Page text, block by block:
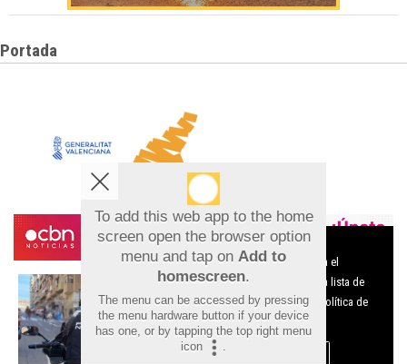
Portada
To add this web app to the home
screen open the browser option
menu and tap on Add to
homescreen.
The menu can be accessed by pressing
the menu hardware button if your device
has one, or by tapping the top right menu
icon
.
Aviso sobre el Uso de cookies:
Utilizamos cookies nuestras y de terceros para el
funcionamiento del digital. Puedes consultar la lista de
cookies y como desconectarlas. Ver nuestra Política de
Privacidad y Cookies
Aceptar Cookies